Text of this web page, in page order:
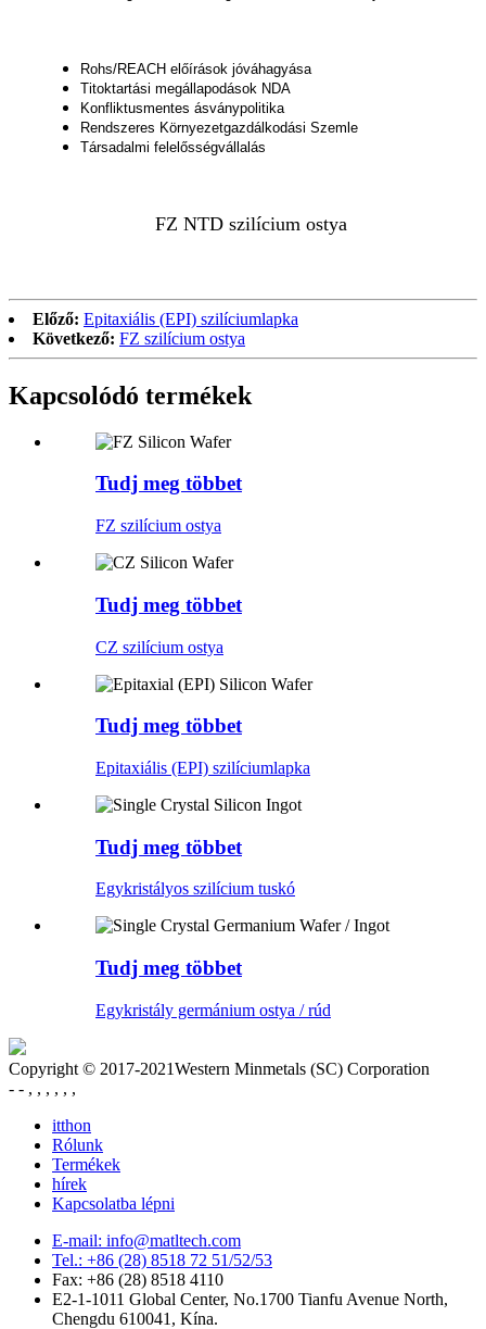
Rohs/REACH előírások jóváhagyása
Titoktartási megállapodások NDA
Konfliktusmentes ásványpolitika
Rendszeres Környezetgazdálkodási Szemle
Társadalmi felelősségvállalás
FZ NTD szilícium ostya
Előző: Epitaxiális (EPI) szilíciumlapka
Következő: FZ szilícium ostya
Kapcsolódó termékek
Tudj meg többet
FZ szilícium ostya
Tudj meg többet
CZ szilícium ostya
Tudj meg többet
Epitaxiális (EPI) szilíciumlapka
Tudj meg többet
Egykristályos szilícium tuskó
Tudj meg többet
Egykristály germánium ostya / rúd
Copyright © 2017-2021Western Minmetals (SC) Corporation
- - , , , , , ,
itthon
Rólunk
Termékek
hírek
Kapcsolatba lépni
E-mail: info@matltech.com
Tel.: +86 (28) 8518 72 51/52/53
Fax: +86 (28) 8518 4110
E2-1-1011 Global Center, No.1700 Tianfu Avenue North,
Chengdu 610041, Kína.